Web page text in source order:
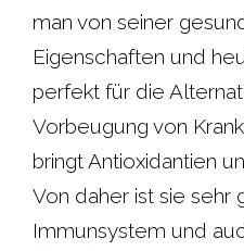
man von seiner
Eigenschaften und
perfekt für die
Vorbeugung von
bringt Antioxidantien
Von daher ist sie sehr
Immunsystem und